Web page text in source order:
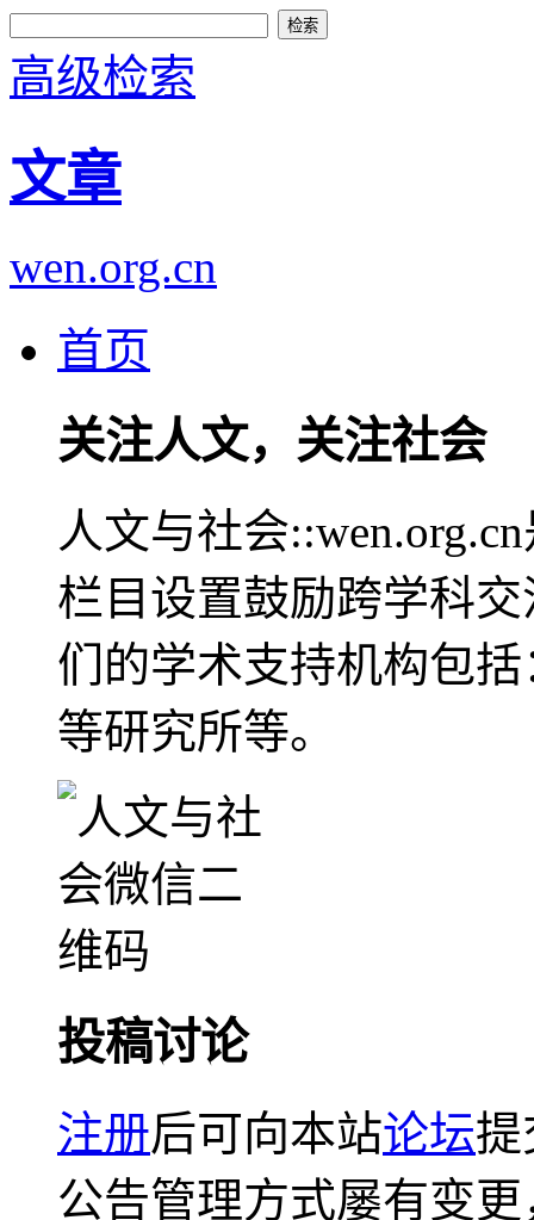
高级检索
文章
wen.org.cn
首页
关注人文，关注社会
人文与社会
栏目设置鼓励跨学科
们的学术支持机构包
等研究所等。
投稿讨论
注册后可向本站论坛提
公告管理方式屡有变